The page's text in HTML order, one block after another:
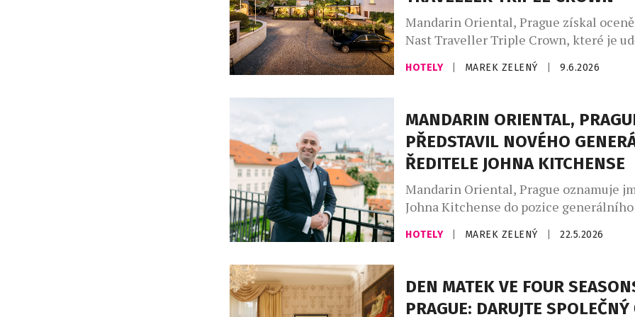
Mandarin Oriental, Prague získal
Nast Traveller Triple Crown, které je
hotelům, jež uspěly ve všech třech
oceněních magazínu Condé Nast
představuje oblíbené hotely a
cestovatelské zážitky editorů magazínu
Readers’ Choice Awards rozhoduje
komunita čtenářů Condé […]
HOTELY MAREK ZELENÝ 9.6.2026
MANDARIN ORIENTAL,
PŘEDSTAVIL NOVÉHO
ŘEDITELE JOHNA KITCHENSE
Mandarin Oriental, Prague oznamuje
Johna Kitchense do pozice generálního
jednoho z nejprestižnějších pražských
přichází s více než dvacetiletou
Kitchens je zkušený lídr s bohatou
níž zastával vedoucí role napříč Asií,
Blízkým východem. Naposledy působil
HOTELY MAREK ZELENÝ 22.5.2026
DEN MATEK VE FOUR
PRAGUE: DARUJTE SPOLEČNÝ